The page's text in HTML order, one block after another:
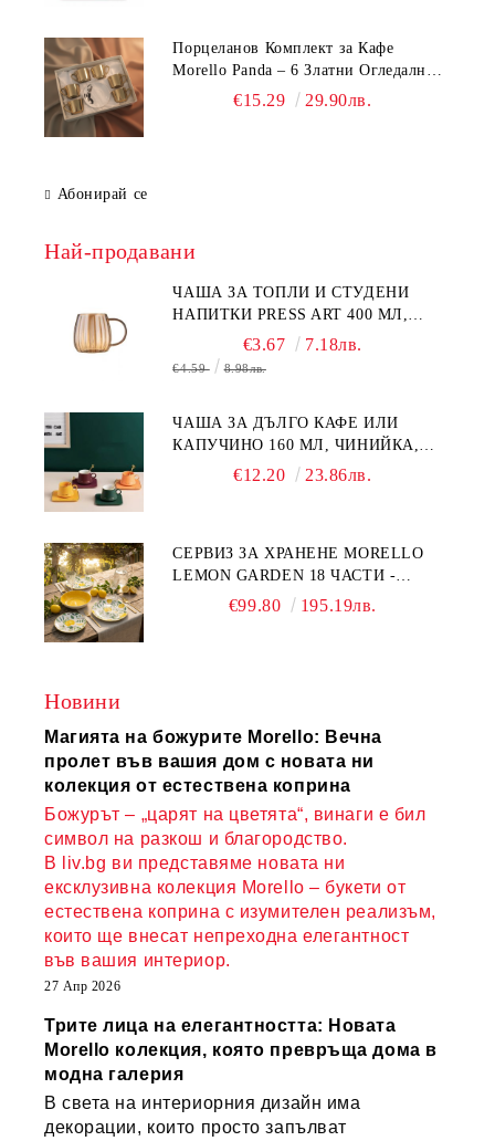
Порцеланов Комплект за Кафе
Morello Panda – 6 Златни Огледални
Чаши с Анаморфно Отражение и
€15.29 29.90лв.
Абонирай се
Най-продавани
ЧАША ЗА ТОПЛИ И СТУДЕНИ
НАПИТКИ PRESS ART 400 МЛ,
БОРОСИЛИКАТНО СТЪКЛО
€3.67 7.18лв.
€4.59 8.98лв.
ЧАША ЗА ДЪЛГО КАФЕ ИЛИ
КАПУЧИНО 160 МЛ, ЧИНИЙКА,
ЛЪЖИЧКА GREEN, ORANGE LOVE
€12.20 23.86лв.
СЕРВИЗ ЗА ХРАНЕНЕ MORELLO
LEMON GARDEN 18 ЧАСТИ -
ПОРЦЕЛАН€99.80 195.19лв.
Новини
Магията на божурите Morello: Вечна
пролет във вашия дом с новата ни
колекция от естествена коприна
Божурът – „царят на цветята“, винаги е бил
символ на разкош и благородство.
В liv.bg ви представяме новата ни
ексклузивна колекция Morello – букети от
естествена коприна с изумителен реализъм,
които ще внесат непреходна елегантност
във вашия интериор.
27 Апр 2026
Трите лица на елегантността: Новата
Morello колекция, която превръща дома в
модна галерия
В света на интериорния дизайн има
декорации, които просто запълват